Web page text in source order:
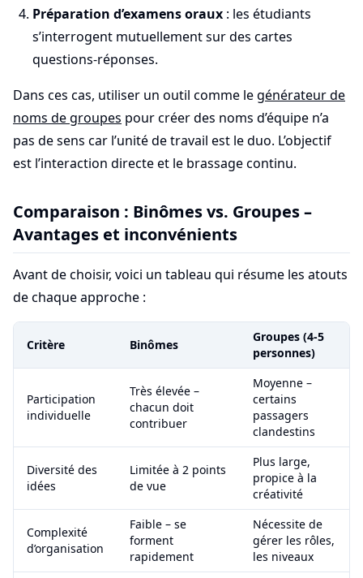
Préparation d’examens oraux : les étudiants
s’interrogent mutuellement sur des cartes
questions-réponses.
Dans ces cas, utiliser un outil comme legénérateur de
noms de groupes pour créer des noms d’équipe n’a
pas de sens car l’unité de travail est le duo. L’objectif
est l’interaction directe et le brassage continu.
Comparaison : Binômes vs. Groupes –
Avantages et inconvénients
Avant de choisir, voici un tableau qui résume les atouts
de chaque approche :
Critère Binômes
Groupes (4-5
personnes)
Participation
individuelle
Très élevée –
chacun doit
contribuer
Moyenne –
certains
passagers
clandestins
Diversité des
idées
Limitée à 2 points
de vue
Plus large,
propice à la
créativité
Complexité
d’organisation
Faible – se
forment
rapidement
Nécessite de
gérer les rôles,
les niveaux